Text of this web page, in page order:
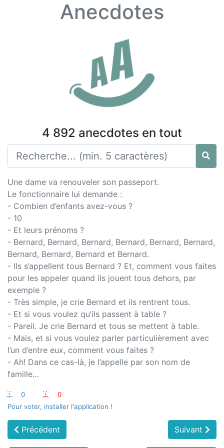
Anecdotes
4 892 anecdotes en tout
Une dame va renouveler son passeport.
Le fonctionnaire lui demande :
- Combien d’enfants avez-vous ?
- 10
- Et leurs prénoms ?
- Bernard, Bernard, Bernard, Bernard, Bernard, Bernard,
Bernard, Bernard, Bernard et Bernard.
- Ils s’appellent tous Bernard ? Et, comment vous faites
pour les appeler quand ils jouent tous dehors, par
exemple ?
- Très simple, je crie Bernard et ils rentrent tous.
- Et si vous voulez qu’ils passent à table ?
- Pareil. Je crie Bernard et tous se mettent à table.
- Mais, et si vous voulez parler particulièrement avec
l’un d’entre eux, comment vous faites ?
- Ah! Dans ce cas-là, je l’appelle par son nom de
famille…
:-) 0 :-(
0
Pour voter, installer l'application !
Précédent Suivant